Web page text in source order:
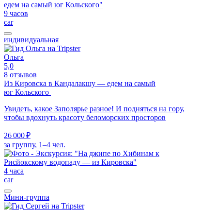
9 часов
car
индивидуальная
Ольга
5,0
8 отзывов
Из Кировска в Кандалакшу — едем на самый
юг Кольского
Увидеть, какое Заполярье разное! И подняться на гору,
чтобы вдохнуть красоту беломорских просторов
26 000 ₽
за группу, 1–4 чел.
4 часа
car
Мини-группа